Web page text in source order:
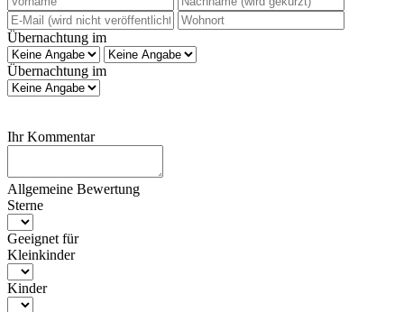
Übernachtung im
Übernachtung im
Ihr Kommentar
Allgemeine Bewertung
Sterne
Geeignet für
Kleinkinder
Kinder